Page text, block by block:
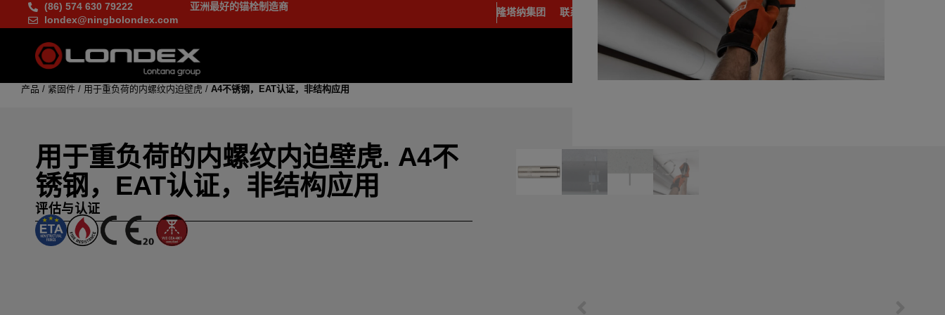
(86) 574 630 79222
londex@ningbolondex.com
亚洲最好的锚栓制造商 隆塔纳集团 联系方式
产品 服务
产品 / 紧固件 / 用于重负荷的内螺纹内迫壁虎 / A4不锈钢，EAT认证，非结构应用
用于重负荷的内螺纹内迫壁虎. A4不
锈钢，EAT认证，非结构应用
评估与认证